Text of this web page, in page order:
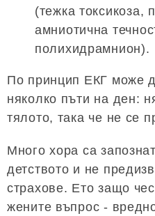
(тежка токсикоза,
амниотична
полихидрамнион).
По принцип ЕКГ може
няколко пъти на ден:
тялото, така че не се
Много хора са
детството и не
страхове. Ето защо
жените въпрос -